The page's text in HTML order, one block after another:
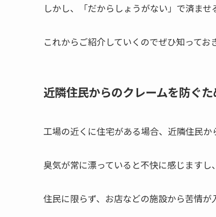
しかし、「だからしょうがない」で済ませ
これからご紹介していくのでぜひ知ってお
近隣住民からのクレームを防ぐた
工場の近くに住宅がある場合、近隣住民か
臭気が常に漂っていると不快に感じますし
住民に限らず、お店などの施設から苦情が